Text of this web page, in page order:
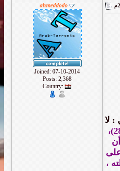
ahmeddodo
Joined: 07-10-2014
Posts: 2,368
Country:
: لا
الملك وله الحمد ، وهو على كل شيء قدير) رواه الترمذي (2837)،
،